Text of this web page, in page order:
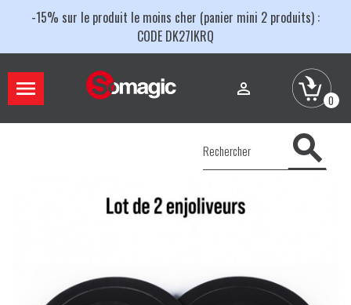
-15% sur le produit le moins cher (panier mini 2 produits) :
CODE DK27IKRQ
 
0
